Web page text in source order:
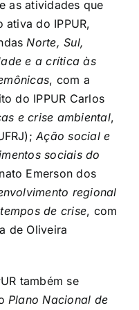
as atividades que
do IPPUR,
Norte, Sul,
e a crítica às
, com a
do IPPUR Carlos
e crise ambiental,
Ação social e
sociais do
Emerson dos
regional
de crise, com
de Oliveira
também se
Plano Nacional de